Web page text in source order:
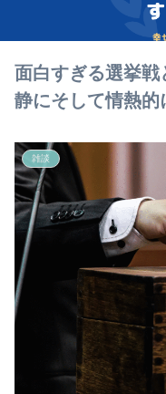
面白すぎる選挙
静にそして情熱的
雑談